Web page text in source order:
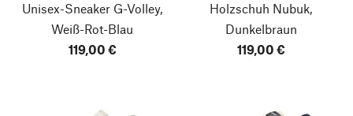
Unisex-Sneaker G-Volley,
Weiß-Rot-Blau
119,00 €
Holzschuh Nubuk,
Dunkelbraun
119,00 €